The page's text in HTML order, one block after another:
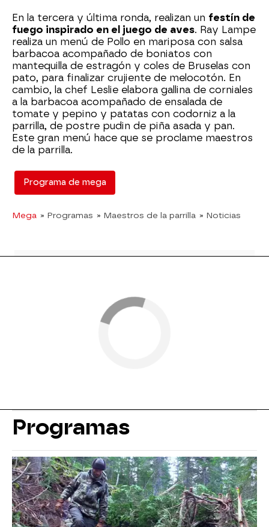
En la tercera y última ronda, realizan un festín de
fuego inspirado en el juego de aves. Ray Lampe
realiza un menú de Pollo en mariposa con salsa
barbacoa acompañado de boniatos con
mantequilla de estragón y coles de Bruselas con
pato, para finalizar crujiente de melocotón. En
cambio, la chef Leslie elabora gallina de corniales
a la barbacoa acompañado de ensalada de
tomate y pepino y patatas con codorniz a la
parrilla, de postre pudin de piña asada y pan.
Este gran menú hace que se proclame maestros
de la parrilla.
Programa de mega
Mega » Programas » Maestros de la parrilla » Noticias
Programas